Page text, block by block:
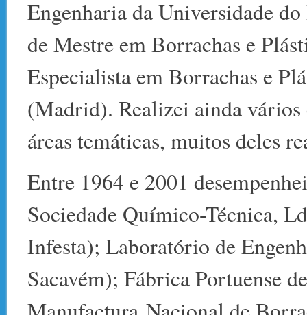
Engenharia da Universidade
de Mestre em Borrachas e
Especialista em Borrachas e
(Madrid). Realizei ainda vários
áreas temáticas, muitos deles
Entre 1964 e 2001
Sociedade Químico-Técnica,
Infesta); Laboratório de
Sacavém); Fábrica Portuense